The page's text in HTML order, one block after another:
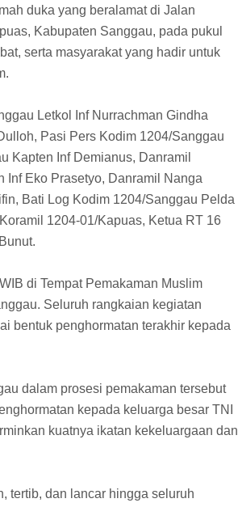
duka yang beralamat di Jalan
Kabupaten Sanggau, pada pukul
serta masyarakat yang hadir untuk
Letkol Inf Nurrachman Gindha
Pasi Pers Kodim 1204/Sanggau
Kapten Inf Demianus, Danramil
Inf Eko Prasetyo, Danramil Nanga
Bati Log Kodim 1204/Sanggau Pelda
1204-01/Kapuas, Ketua RT 16
di Tempat Pemakaman Muslim
Seluruh rangkaian kegiatan
bentuk penghormatan terakhir kepada
dalam prosesi pemakaman tersebut
kepada keluarga besar TNI
kuatnya ikatan kekeluargaan dan
tertib, dan lancar hingga seluruh